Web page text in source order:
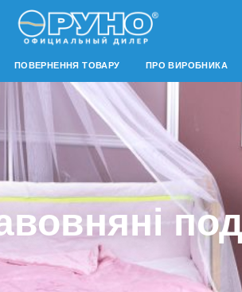
ПОВЕРНЕННЯ ТОВАРУ ПРО ВИРОБНИКА